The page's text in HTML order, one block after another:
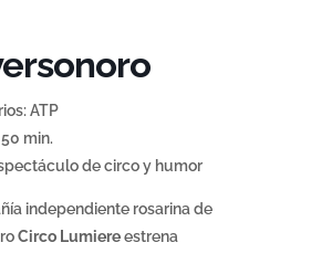
ATP
min.
de circo y humor
independiente rosarina de
Circo Lumiereestrena